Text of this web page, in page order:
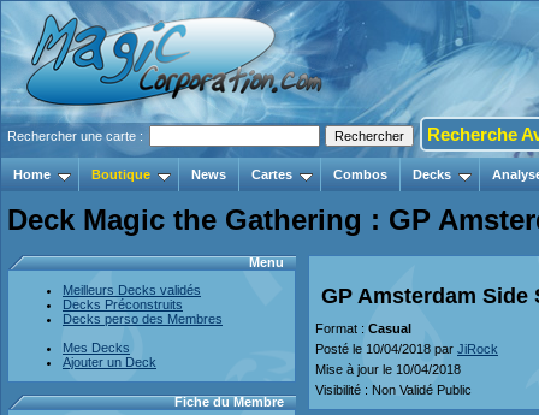
Rechercher une carte : Recherche
Home Boutique News Cartes Combos Decks
Deck Magic the Gathering : GP
Menu
Meilleurs Decks validés
Decks Préconstruits
Decks perso des Membres
Mes Decks
Ajouter un Deck
Fiche du Membre
GP Amsterdam Side
Format : Casual
Posté le 10/04/2018 par JiRock
Mise à jour le 10/04/2018
Visibilité : Non Validé Public